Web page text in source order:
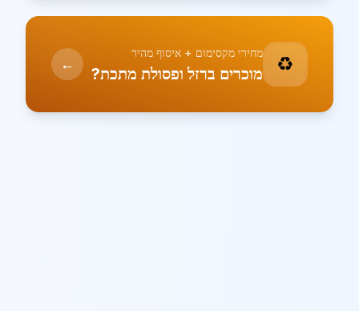
♻️ מחירי מקסימום + איסוף מהיר
מוכרים ברזל ופסולת מתכת? ←